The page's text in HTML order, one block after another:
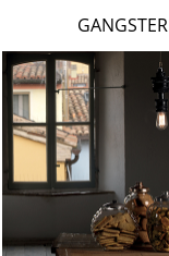
GANGSTER